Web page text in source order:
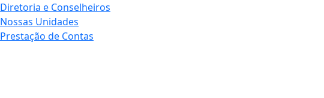
Diretoria e Conselheiros
Nossas Unidades
Prestação de Contas